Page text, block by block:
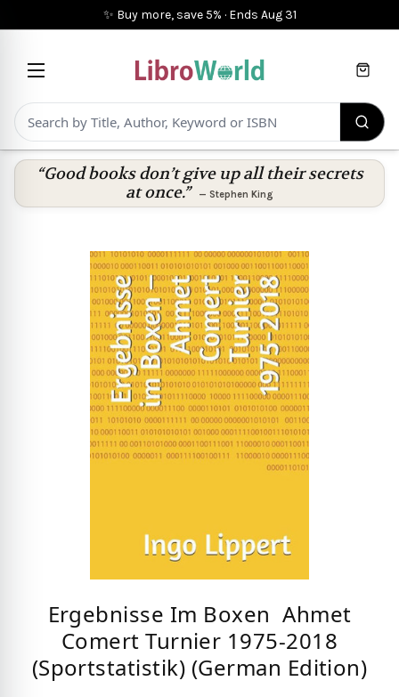
✨ Buy more, save 5% · Ends Aug 31
Cart
“Good books don’t give up all their secrets
at once.”
— Stephen King
Ergebnisse Im Boxen  Ahmet
Comert Turnier 1975-2018
(Sportstatistik) (German Edition)